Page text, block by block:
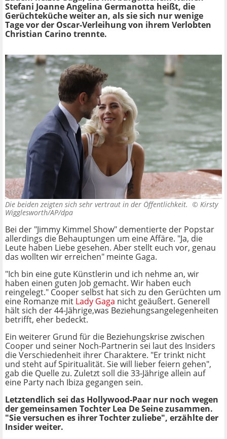
Stefani Joanne Angelina Germanotta heißt, die
Gerüchteküche weiter an, als sie sich nur wenige
Tage vor der Oscar-Verleihung von ihrem Verlobten
Christian Carino trennte.
Die beiden zeigten sich sehr vertraut in der Öffentlichkeit. © Kirsty
Wigglesworth/AP/dpa
Bei der "Jimmy Kimmel Show" dementierte der Popstar
allerdings die Behauptungen um eine Affäre. "Ja, die
Leute haben Liebe gesehen. Aber stellt euch vor, genau
das wollten wir erreichen" meinte Gaga.
"Ich bin eine gute Künstlerin und ich nehme an, wir
haben einen guten Job gemacht. Wir haben euch
reingelegt." Cooper selbst hat sich zu den Gerüchten um
eine Romanze mit Lady Gaga nicht geäußert. Generell
hält sich der 44-Jährige,was Beziehungsangelegenheiten
betrifft, eher bedeckt.
Ein weiterer Grund für die Beziehungskrise zwischen
Cooper und seiner Noch-Partnerin sei laut des Insiders
die Verschiedenheit ihrer Charaktere. "Er trinkt nicht
und steht auf Spiritualität. Sie will lieber feiern gehen",
gab die Quelle zu. Zuletzt soll die 33-Jährige allein auf
eine Party nach Ibiza gegangen sein.
Letztendlich sei das Hollywood-Paar nur noch wegen
der gemeinsamen Tochter Lea De Seine zusammen.
"Sie versuchen es ihrer Tochter zuliebe", erzählte der
Insider weiter.